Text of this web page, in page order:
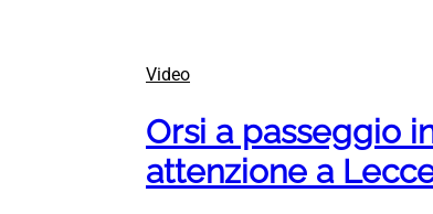
Video
Orsi a passeggio
attenzione a